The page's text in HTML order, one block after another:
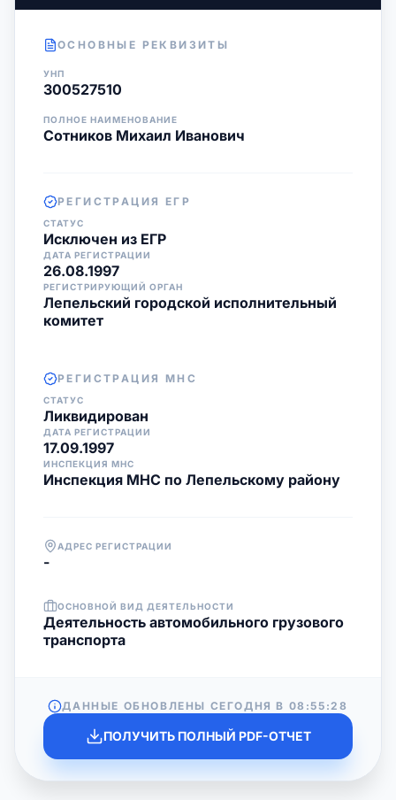
ОСНОВНЫЕ РЕКВИЗИТЫ
УНП
300527510
ПОЛНОЕ НАИМЕНОВАНИЕ
Сотников Михаил Иванович
РЕГИСТРАЦИЯ ЕГР
СТАТУС
Исключен из ЕГР
ДАТА РЕГИСТРАЦИИ
26.08.1997
РЕГИСТРИРУЮЩИЙ ОРГАН
Лепельский городской исполнительный
комитет
РЕГИСТРАЦИЯ МНС
СТАТУС
Ликвидирован
ДАТА РЕГИСТРАЦИИ
17.09.1997
ИНСПЕКЦИЯ МНС
Инспекция МНС по Лепельскому району
АДРЕС РЕГИСТРАЦИИ
-
ОСНОВНОЙ ВИД ДЕЯТЕЛЬНОСТИ
Деятельность автомобильного грузового
транспорта
ДАННЫЕ ОБНОВЛЕНЫ СЕГОДНЯ В 08:55:28
ПОЛУЧИТЬ ПОЛНЫЙ PDF-ОТЧЕТ